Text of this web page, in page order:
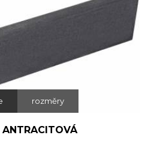
rozměry